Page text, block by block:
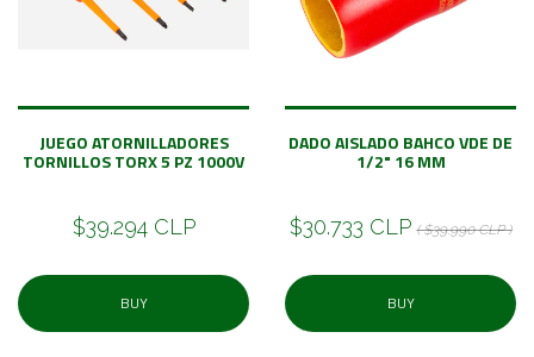
JUEGO ATORNILLADORES
TORNILLOS TORX 5 PZ 1000V
$39.294 CLP
BUY
DADO AISLADO BAHCO VDE DE
1/2" 16 MM
$30.733 CLP ( $39.990 CLP )
BUY